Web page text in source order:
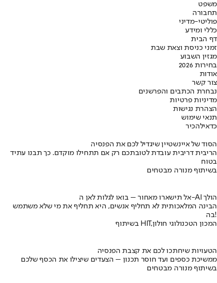
משפט
תחבורה
פוליטי-מדיני
כללי ומידע
דף הבית
זמני כניסת וצאת שבת
מגזין השבוע
בחירות 2026
אודות
צור קשר
נבחרת הכתבים והפרשנים
מדיניות פרטיות
הצהרת נגישות
תנאי שימוש
כדאילהכיר
הסוד של איינשטיין שיגדיל לכם את הפנסיה
הריבית דריבית עובדת לטובתכם רק אם תתחילו מוקדם. כך תבנו עתיד
בטוח
בשיתוף מנורה מבטחים
אל תישארו מאחור – בואו לגלות לאן ה-AI הולך
הבינה המלאכותית לא תחליף אנשים, היא תחליף את מי שלא משתמש
בה!
בשיתוף HIT,המכון הטכנולוגי חולון
הטעויות שיחתכו לכם את קצבת הפנסיה
ממשיכת כספים ועד חוסר תכנון – הצעדים שיצילו את הכסף שלכם
בשיתוף מנורה מבטחים